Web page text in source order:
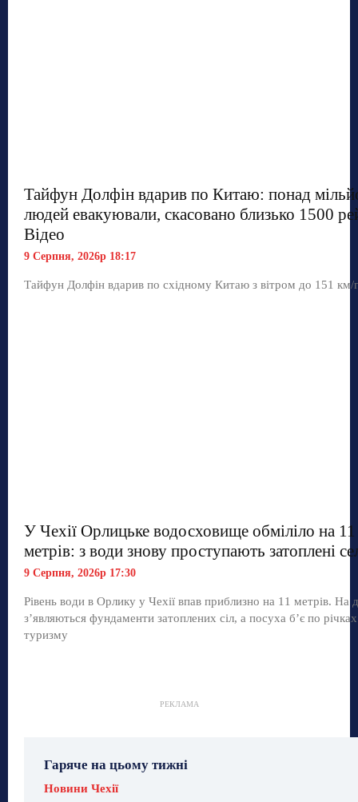
Тайфун Долфін вдарив по Китаю: понад
людей евакуювали, скасовано близько 1500
Відео
9 Серпня, 2026р 18:17
Тайфун Долфін вдарив по східному Китаю з вітром до 151 км/
У Чехії Орлицьке водосховище обміліло на 11
метрів: з води знову проступають затоплені
9 Серпня, 2026р 17:30
Рівень води в Орлику у Чехії впав приблизно на 11 метрів. На
з’являються фундаменти затоплених сіл, а посуха б’є по річках
туризму
РЕКЛАМА
Гаряче на цьому тижні
Новини Чехії